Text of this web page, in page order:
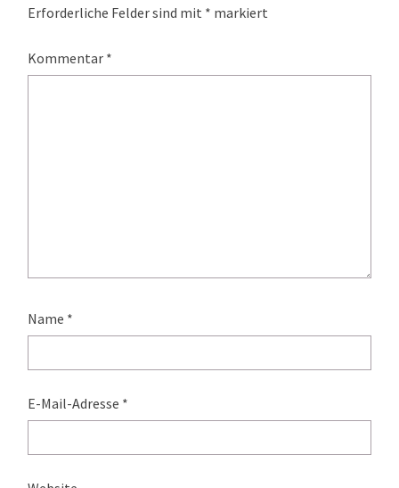
Erforderliche Felder sind mit * markiert
Kommentar *
Name *
E-Mail-Adresse *